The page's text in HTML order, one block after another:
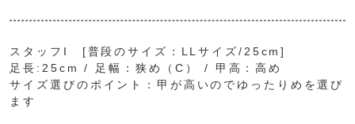
スタッフI [普段のサイズ：LLサイズ/25cm]
足長:25cm / 足幅：狭め（C） / 甲高：高め
サイズ選びのポイント：甲が高いのでゆったりめを選び
ます